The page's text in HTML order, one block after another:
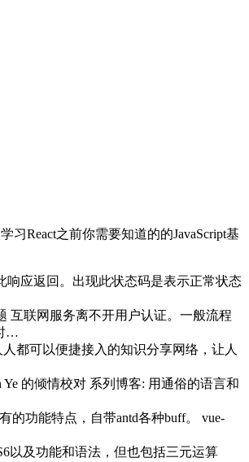
习React之前你需要知道的的JavaScript基
响应返回。出现此状态码是表示正常状态
互联网服务离不开用户认证。一般流程
…
都可以便捷接入的知识分享网络，让人
Ye 的倾情校对 系列博客: 用通俗的语言和
的功能特点，自带antd各种buff。 vue-
以及功能和语法，但也包括三元运算